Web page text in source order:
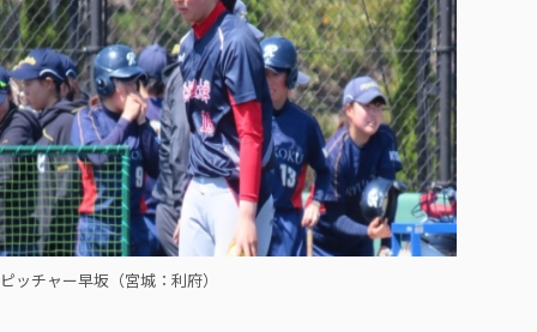
ピッチャー早坂（宮城：利府）